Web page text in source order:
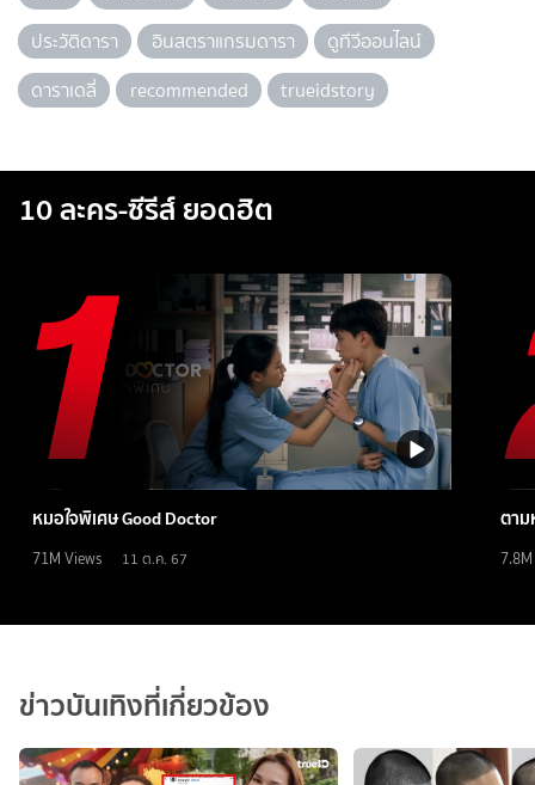
ประวัติดารา
อินสตราแกรมดารา
ดูทีวีออนไลน์
ดาราเดลี่
recommended trueidstory
10 ละคร-ซีรีส์ ยอดฮิต
หมอใจพิเศษ Good Doctor
71M Views 11 ต.ค. 67
ตาม
7.8M
ข่าวบันเทิงที่เกี่ยวข้อง